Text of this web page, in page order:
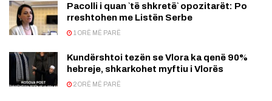
Pacolli i quan `të shkretë` opozitarët: Po
rreshtohen me Listën Serbe
1 ORË MË PARË
Kundërshtoi tezën se Vlora ka qenë 90%
hebreje, shkarkohet myftiu i Vlorës
2 ORË MË PARË